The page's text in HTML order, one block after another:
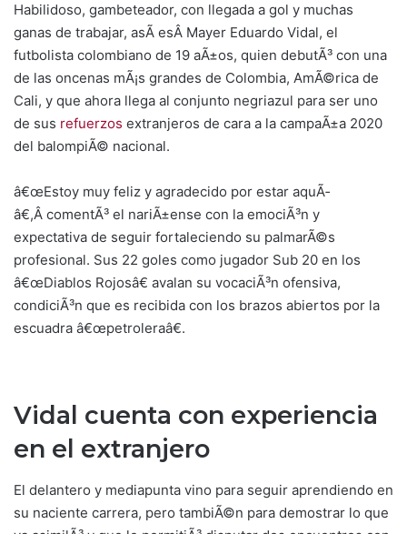
Habilidoso, gambeteador, con llegada a gol y muchas
ganas de trabajar, asÃ­ esÂ Mayer Eduardo Vidal, el
futbolista colombiano de 19 aÃ±os, quien debutÃ³ con una
de las oncenas mÃ¡s grandes de Colombia, AmÃ©rica de
Cali, y que ahora llega al conjunto negriazul para ser uno
de sus refuerzos extranjeros de cara a la campaÃ±a 2020
del balompiÃ© nacional.
â€œEstoy muy feliz y agradecido por estar aquÃ­
â€,Â comentÃ³ el nariÃ±ense con la emociÃ³n y
expectativa de seguir fortaleciendo su palmarÃ©s
profesional. Sus 22 goles como jugador Sub 20 en los
â€œDiablos Rojosâ€ avalan su vocaciÃ³n ofensiva,
condiciÃ³n que es recibida con los brazos abiertos por la
escuadra â€œpetroleraâ€.
Vidal cuenta con experiencia
en el extranjero
El delantero y mediapunta vino para seguir aprendiendo en
su naciente carrera, pero tambiÃ©n para demostrar lo que